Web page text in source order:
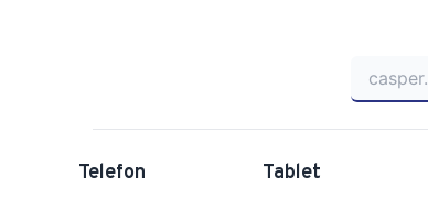
Telefon Tablet